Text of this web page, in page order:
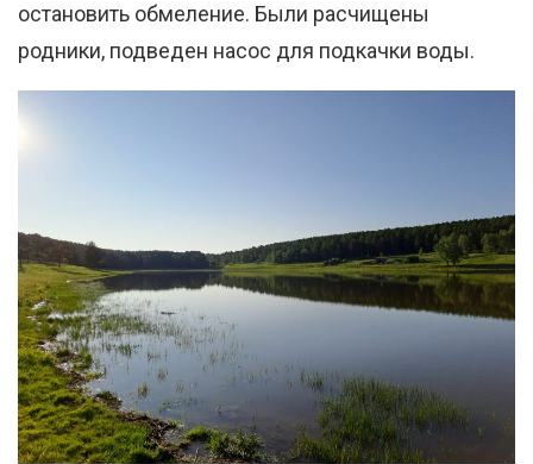
остановить обмеление. Были расчищены
родники, подведен насос для подкачки воды.